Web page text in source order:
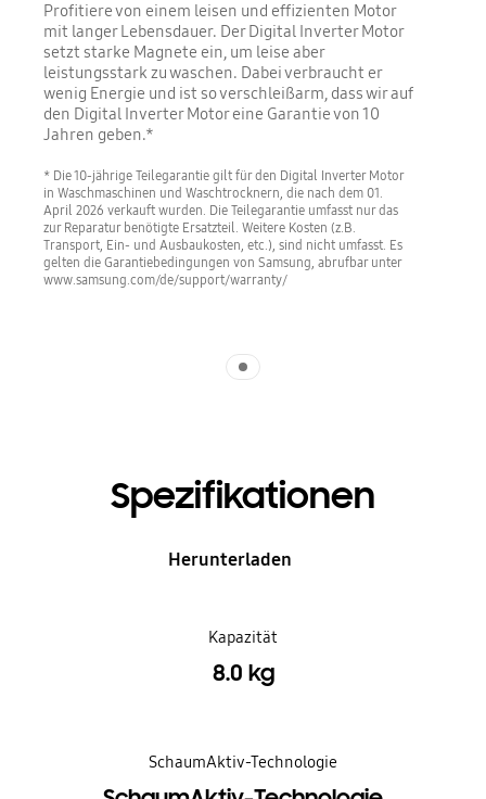
Profitiere von einem leisen und effizienten Motor
mit langer Lebensdauer. Der Digital Inverter Motor
setzt starke Magnete ein, um leise aber
leistungsstark zu waschen. Dabei verbraucht er
wenig Energie und ist so verschleißarm, dass wir auf
den Digital Inverter Motor eine Garantie von 10
Jahren geben.*
* Die 10-jährige Teilegarantie gilt für den Digital Inverter Motor
in Waschmaschinen und Waschtrocknern, die nach dem 01.
April 2026 verkauft wurden. Die Teilegarantie umfasst nur das
zur Reparatur benötigte Ersatzteil. Weitere Kosten (z.B.
Transport, Ein- und Ausbaukosten, etc.), sind nicht umfasst. Es
gelten die Garantiebedingungen von Samsung, abrufbar unter
www.samsung.com/de/support/warranty/
Spezifikationen
Herunterladen
Kapazität
8.0 kg
SchaumAktiv-Technologie